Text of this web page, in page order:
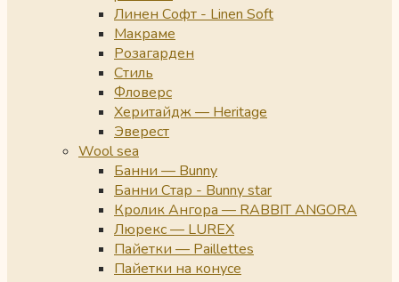
Линен Софт - Linen Soft
Макраме
Розагарден
Стиль
Фловерс
Херитайдж — Heritage
Эверест
Wool sea
Банни — Bunny
Банни Стар - Bunny star
Кролик Ангора — RABBIT ANGORA
Люрекс — LUREX
Пайетки — Paillettes
Пайетки на конусе